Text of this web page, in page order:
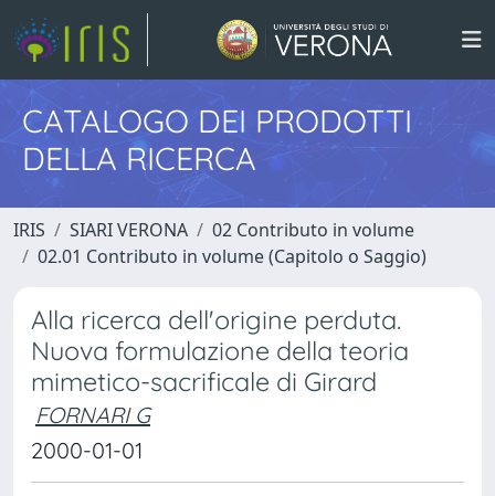
CATALOGO DEI PRODOTTI
DELLA RICERCA
IRIS SIARI VERONA
02 Contributo in volume
02.01 Contributo in volume (Capitolo o Saggio)
Alla ricerca dell'origine perduta.
Nuova formulazione della teoria
mimetico-sacrificale di Girard
FORNARI G
2000-01-01